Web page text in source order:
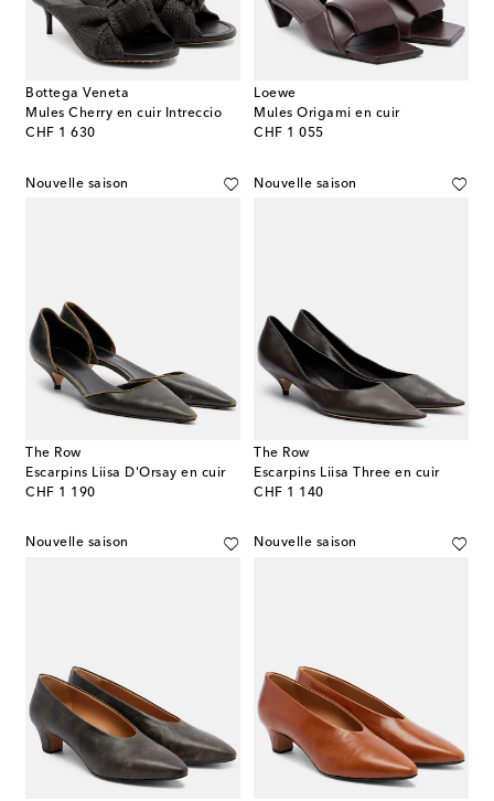
Bottega Veneta
Mules Cherry en cuir Intreccio
CHF 1 630
original price
Loewe
Mules Origami en cuir
CHF 1 055
original price
Nouvelle saison
The Row
Escarpins Liisa D'Orsay en cuir
CHF 1 190
original price
Nouvelle saison
The Row
Escarpins Liisa Three en cuir
CHF 1 140
original price
Nouvelle saison Nouvelle saison